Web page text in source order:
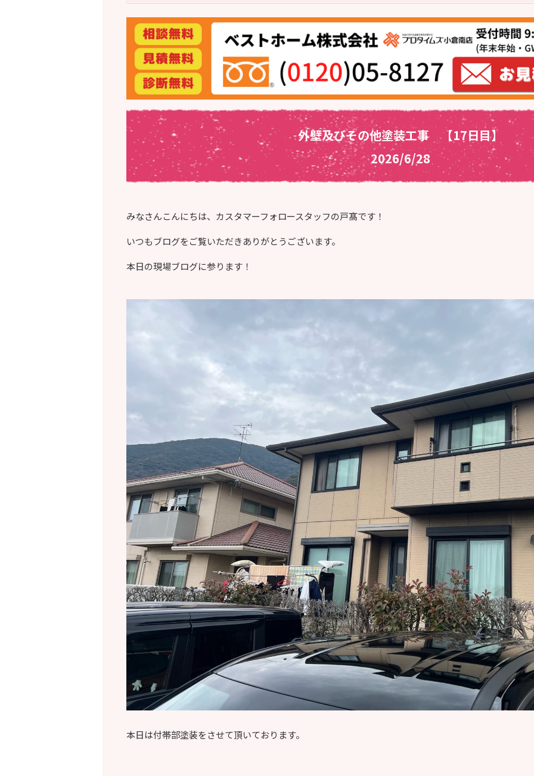
外壁及びその他塗装工事 【17日目】
2026/6/28
みなさんこんにちは、カスタマーフォロースタッフの戸髙です！
いつもブログをご覧いただきありがとうございます。
本日の現場ブログに参ります！
本日は付帯部塗装をさせて頂いております。